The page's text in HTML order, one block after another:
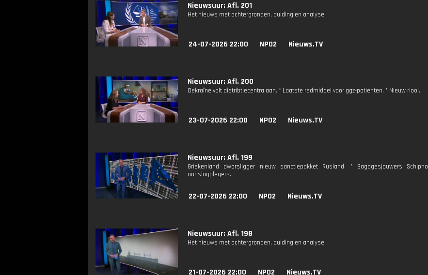
Nieuwsuur: Afl. 201
Het nieuws met achtergronden, duiding en analyse.
24-07-2026 22:00 NPO2 Nieuws.TV
Nieuwsuur: Afl. 200
Oekraïne valt distribtiecentra aan. * Laatste redmiddel voor ggz-patiënten. * Nieuw riool.
23-07-2026 22:00 NPO2 Nieuws.TV
Nieuwsuur: Afl. 199
Griekenland dwarsligger nieuw sanctiepakket Rusland. * Bagagesjouwers
aanslagplegers.
22-07-2026 22:00 NPO2 Nieuws.TV
Nieuwsuur: Afl. 198
Het nieuws met achtergronden, duiding en analyse.
21-07-2026 22:00 NPO2 Nieuws.TV